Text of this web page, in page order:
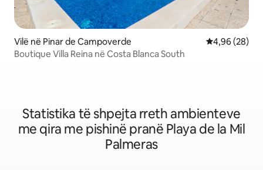
Vilë në Pinar de Campoverde Vlerësimi
4,96 (28)
Boutique Villa Reina në Costa Blanca South
Statistika të shpejta rreth ambienteve
me qira me pishinë pranë Playa de la Mil
Palmeras